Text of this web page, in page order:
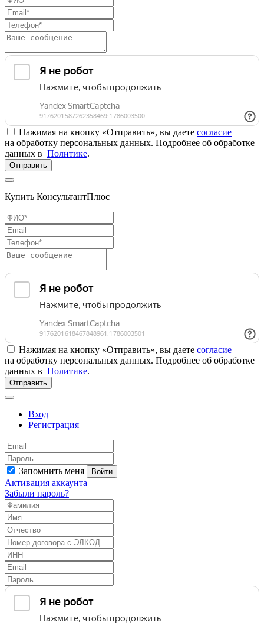
Нажимая на кнопку «Отправить», вы даете согласие
на обработку персональных данных. Подробнее об обработке
данных в Политике.
Отправить
Купить КонсультантПлюс
Нажимая на кнопку «Отправить», вы даете согласие
на обработку персональных данных. Подробнее об обработке
данных в Политике.
Отправить
Вход
Регистрация
Запомнить меня Войти
Активация аккаунта
Забыли пароль?